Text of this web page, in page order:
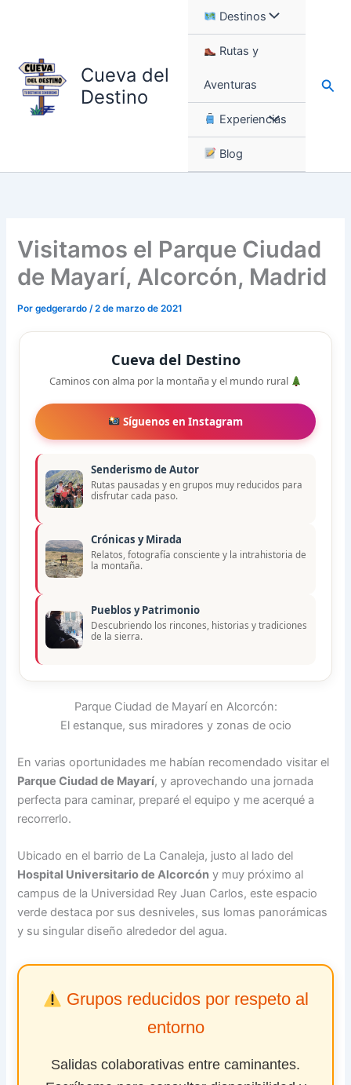
Cueva del
Destino
Destinos
Rutas y
Aventuras
Experiencias
Blog
Visitamos el Parque Ciudad
de Mayarí, Alcorcón, Madrid
Porgedgerardo/2 de marzo de 2021
Cueva del Destino
Caminos con alma por la montaña y el mundo rural
Síguenos en Instagram
Senderismo de Autor
Rutas pausadas y en grupos muy reducidos para
disfrutar cada paso.
Crónicas y Mirada
Relatos, fotografía consciente y la intrahistoria de
la montaña.
Pueblos y Patrimonio
Descubriendo los rincones, historias y tradiciones
de la sierra.
Parque Ciudad de Mayarí en Alcorcón:
El estanque, sus miradores y zonas de ocio
En varias oportunidades me habían recomendado visitar el
Parque Ciudad de Mayarí, y aprovechando una jornada
perfecta para caminar, preparé el equipo y me acerqué a
recorrerlo.
Ubicado en el barrio de La Canaleja, justo al lado del
Hospital Universitario de Alcorcón y muy próximo al
campus de la Universidad Rey Juan Carlos, este espacio
verde destaca por sus desniveles, sus lomas panorámicas
y su singular diseño alrededor del agua.
Grupos reducidos por respeto al
entorno
Salidas colaborativas entre caminantes.